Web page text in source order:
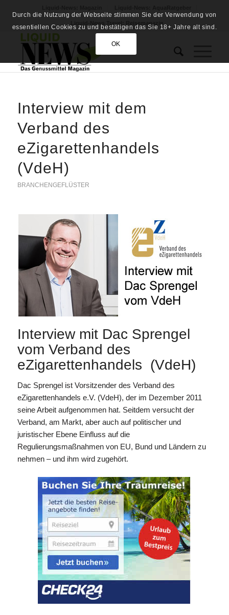
Interview mit dem
Verband des
eZigarettenhandels
(VdeH)
BRANCHENGEFLÜSTER
Interview mit Dac Sprengel
vom Verband des
eZigarettenhandels (VdeH)
Dac Sprengel ist Vorsitzender des Verband des
eZigarettenhandels e.V. (VdeH), der im Dezember 2011
seine Arbeit aufgenommen hat. Seitdem versucht der
Verband, am Markt, aber auch auf politischer und
juristischer Ebene Einfluss auf die
Regulierungsmaßnahmen von EU, Bund und Ländern zu
nehmen – und ihm wird zugehört.
Durch die Nutzung der Webseite stimmen Sie der Verwendung von
essentiellen Cookies zu und bestätigen das Sie 18+ Jahre alt sind.
OK